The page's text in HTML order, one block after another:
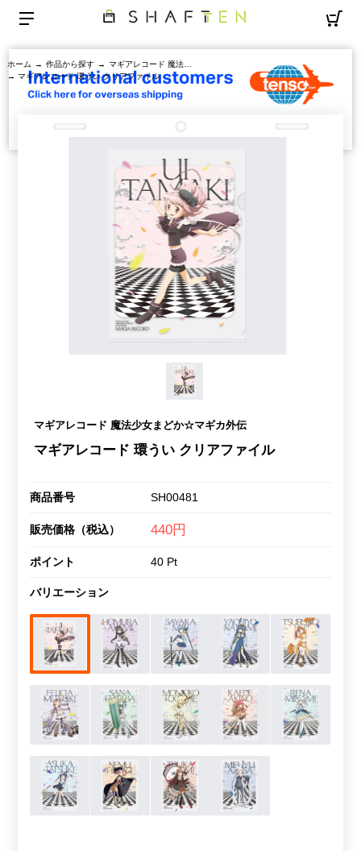
ホーム → 作品から探す →
マギアレコード 魔法少女まどか☆マギカ外伝
→ マギアレコード 環うい クリアファイル
マギアレコード 魔法少女まどか☆マギカ外伝
マギアレコード 環うい クリアファイル
商品番号 SH00481
販売価格（税込） 440円
ポイント 40 Pt
バリエーション